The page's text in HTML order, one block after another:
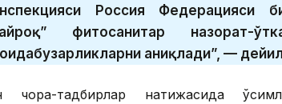
Россия Федерацияси
фитосанитар назорат-
аниқлади”, —
чора-тадбирлар натижасида